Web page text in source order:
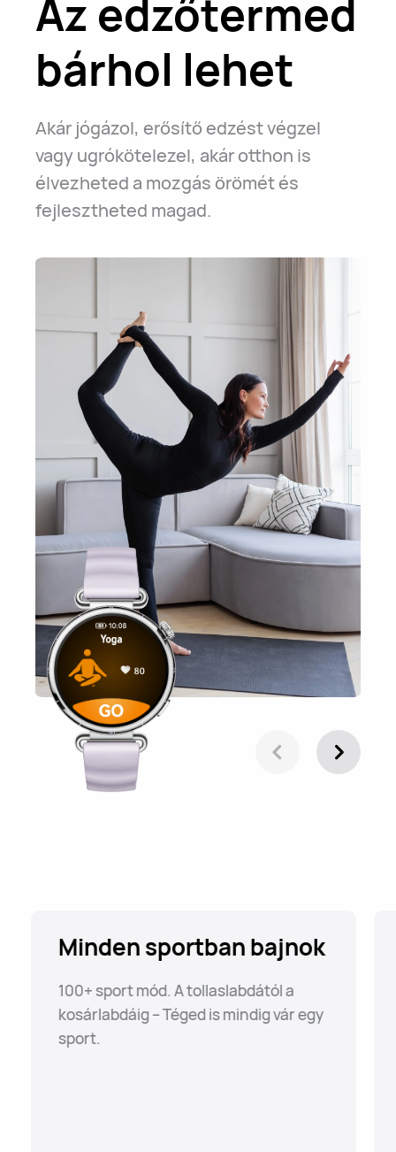
Az edzőtermed
bárhol lehet
Akár jógázol, erősítő edzést végzel
vagy ugrókötelezel, akár otthon is
élvezheted a mozgás örömét és
fejlesztheted magad.
Minden sportban bajnok
100+ sport mód. A tollaslabdától a
kosárlabdáig – Téged is mindig vár egy
sport.